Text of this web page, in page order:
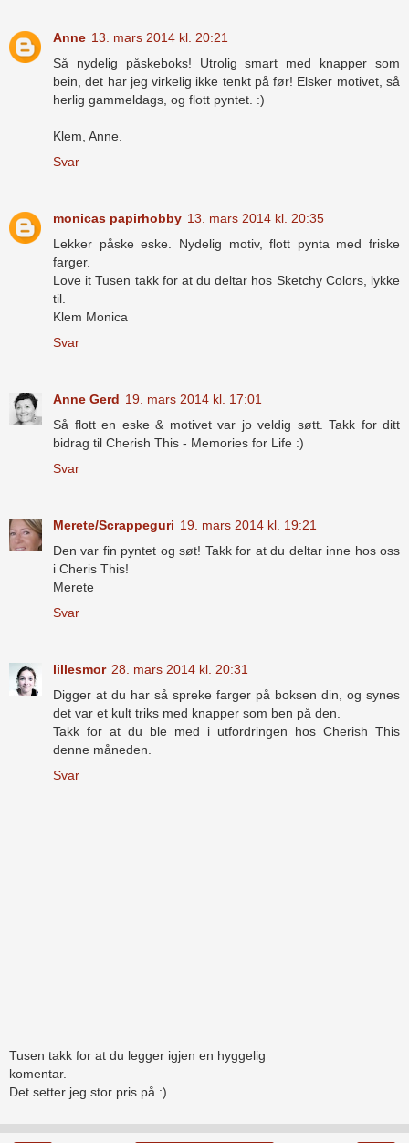
Anne 13. mars 2014 kl. 20:21
Så nydelig påskeboks! Utrolig smart med knapper som
bein, det har jeg virkelig ikke tenkt på før! Elsker motivet, så
herlig gammeldags, og flott pyntet. :)
Klem, Anne.
Svar
monicas papirhobby 13. mars 2014 kl. 20:35
Lekker påske eske. Nydelig motiv, flott pynta med friske
farger.
Love it Tusen takk for at du deltar hos Sketchy Colors, lykke
til.
Klem Monica
Svar
Anne Gerd 19. mars 2014 kl. 17:01
Så flott en eske & motivet var jo veldig søtt. Takk for ditt
bidrag til Cherish This - Memories for Life :)
Svar
Merete/Scrappeguri 19. mars 2014 kl. 19:21
Den var fin pyntet og søt! Takk for at du deltar inne hos oss
i Cheris This!
Merete
Svar
lillesmor 28. mars 2014 kl. 20:31
Digger at du har så spreke farger på boksen din, og synes
det var et kult triks med knapper som ben på den.
Takk for at du ble med i utfordringen hos Cherish This
denne måneden.
Svar
Tusen takk for at du legger igjen en hyggelig
komentar.
Det setter jeg stor pris på :)